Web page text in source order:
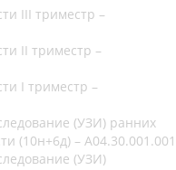
III триместр –
II триместр –
I триместр –
(УЗИ) ранних
(10н+6д) – A04.30.001.001
(УЗИ)